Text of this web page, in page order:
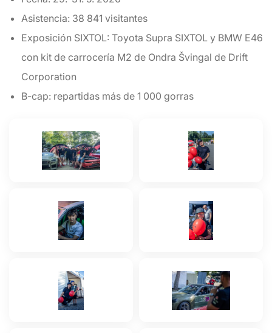
Asistencia: 38 841 visitantes
Exposición SIXTOL: Toyota Supra SIXTOL y BMW E46
con kit de carrocería M2 de Ondra Švingal de Drift
Corporation
B-cap: repartidas más de 1 000 gorras